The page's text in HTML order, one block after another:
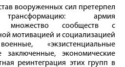
вооруженных сил претерпел
трансформацию: армия
множество сообществ с
мотивацией и социализацией
«экзистенциальные
заключенные, экономические
реинтеграция этих групп в